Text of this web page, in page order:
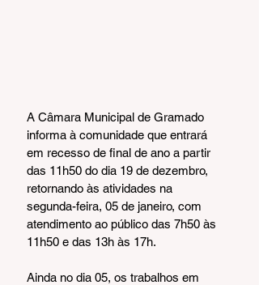
A Câmara Municipal de Gramado
informa à comunidade que entrará
em recesso de final de ano a partir
das 11h50 do dia 19 de dezembro,
retornando às atividades na
segunda-feira, 05 de janeiro, com
atendimento ao público das 7h50 às
11h50 e das 13h às 17h.
Ainda no dia 05, os trabalhos em